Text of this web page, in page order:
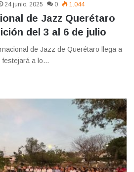
24 junio, 2025 0 1.044
de Jazz Querétaro
del 3 al 6 de julio
de Jazz de Querétaro llega a
festejará a lo…